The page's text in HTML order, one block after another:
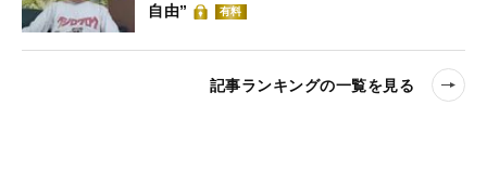
自由”
有料
記事ランキングの一覧を見る